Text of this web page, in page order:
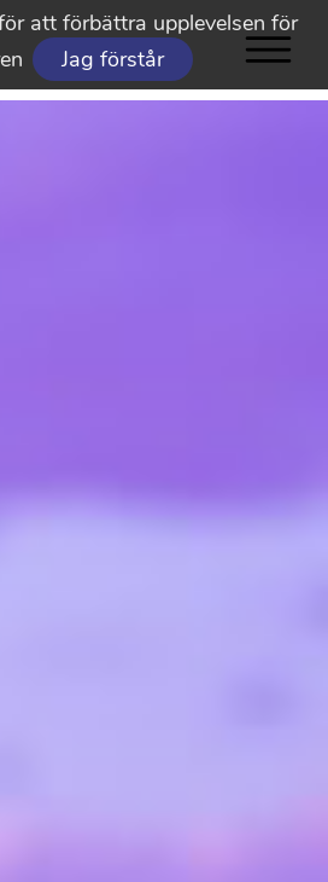
att förbättra upplevelsen för
Jag förstår